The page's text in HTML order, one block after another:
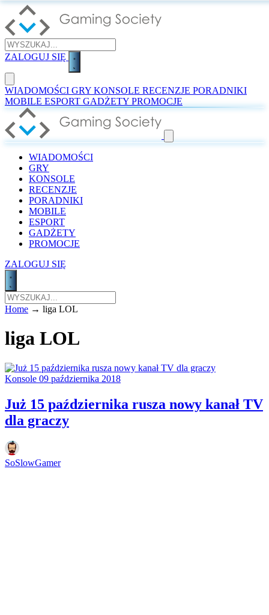
ZALOGUJ SIĘ
WIADOMOŚCI GRY KONSOLE RECENZJE PORADNIKI
MOBILE ESPORT GADŻETY PROMOCJE
WIADOMOŚCI
GRY
KONSOLE
RECENZJE
PORADNIKI
MOBILE
ESPORT
GADŻETY
PROMOCJE
ZALOGUJ SIĘ
Home → liga LOL
liga LOL
Konsole 09 października 2018
Już 15 października rusza nowy kanał TV
dla graczy
SoSlowGamer